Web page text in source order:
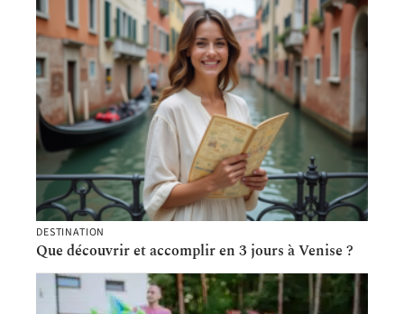
DESTINATION
Que découvrir et accomplir en 3 jours à Venise ?